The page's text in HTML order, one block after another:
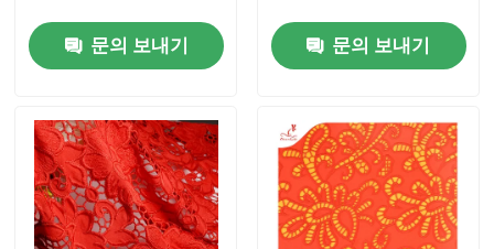
집
제품
문의 보내기 문의 보내기